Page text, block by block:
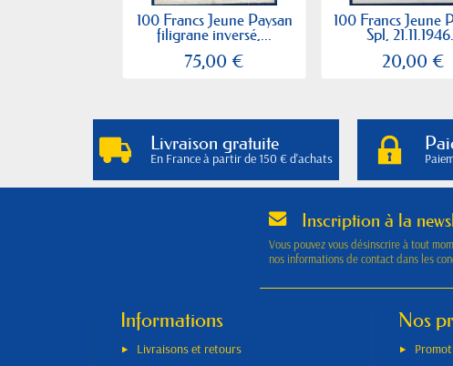
100 Francs Jeune Paysan
filigrane inversé,...
75,00 €
100 Francs Jeune
Spl, 21.11.1946...
20,00 €
Livraison gratuite
En France à partir de 150 € d'achats
Inscription à la
Vous pouvez vous désinscrire à tout
nos informations de contact dans les
Informations
Livraisons et retours
Nos